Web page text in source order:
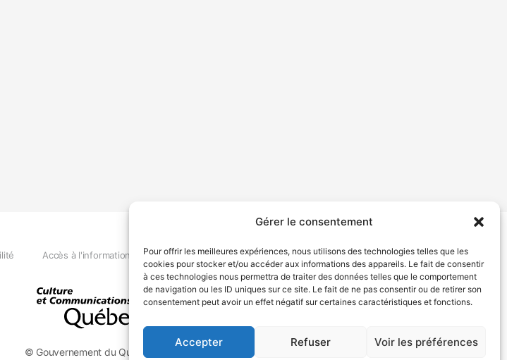
Gérer le consentement
Pour offrir les meilleures expériences, nous utilisons des technologies telles que les
cookies pour stocker et/ou accéder aux informations des appareils. Le fait de consentir
à ces technologies nous permettra de traiter des données telles que le comportement
de navigation ou les ID uniques sur ce site. Le fait de ne pas consentir ou de retirer son
consentement peut avoir un effet négatif sur certaines caractéristiques et fonctions.
Accepter Refuser Voir les préférences
© Gouvernement du Québec, 2026
Accès à l'information Déclaration de services Politique de confidentialité